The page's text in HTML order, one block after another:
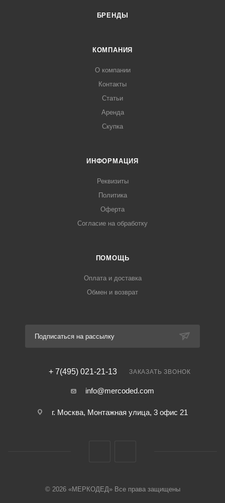
БРЕНДЫ
КОМПАНИЯ
О компании
Контакты
Статьи
Аренда
Скупка
ИНФОРМАЦИЯ
Реквизиты
Политика
Оферта
Согласие на обработку
ПОМОЩЬ
Оплата и доставка
Обмен и возврат
Подписаться на рассылку
+ 7(495) 021-21-13 ЗАКАЗАТЬ ЗВОНОК
info@mercoded.com
г. Москва, Монтажная улица, 3 офис 21
© 2026 «МЕРКОДЕД» Все права защищены